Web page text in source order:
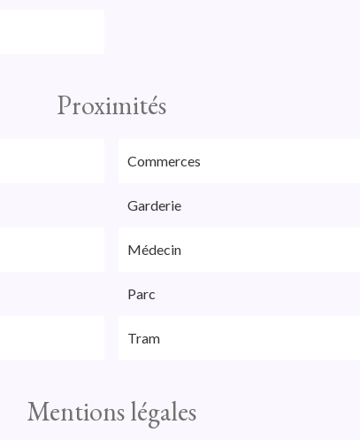
Proximités
Commerces
Garderie
Médecin
Parc
Tram
Mentions légales